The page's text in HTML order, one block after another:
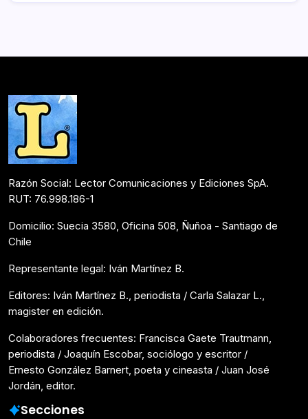
Razón Social: Lector Comunicaciones y Ediciones SpA.
RUT: 76.998.186-1
Domicilio: Suecia 3580, Oficina 508, Ñuñoa - Santiago de
Chile
Representante legal: Iván Martínez B.
Editores: Iván Martínez B., periodista / Carla Salazar L.,
magister en edición.
Colaboradores frecuentes: Francisca Gaete Trautmann,
periodista / Joaquín Escobar, sociólogo y escritor /
Ernesto González Barnert, poeta y cineasta / Juan José
Jordán, editor.
Secciones